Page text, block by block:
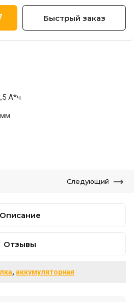
Быстрый заказ
А*ч
Следующий
Описание
Отзывы
, аккумуляторная